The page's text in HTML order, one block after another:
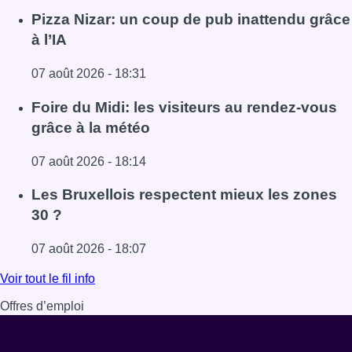
Pizza Nizar: un coup de pub inattendu grâce
à l’IA
07 août 2026 - 18:31
Lire l'article Pizza Nizar: un coup de pub inattendu grâce
Foire du Midi: les visiteurs au rendez-vous
grâce à la météo
07 août 2026 - 18:14
Lire l'article Foire du Midi: les visiteurs au rendez-vous
Les Bruxellois respectent mieux les zones
30 ?
07 août 2026 - 18:07
Lire l'article Les Bruxellois respectent mieux les zones 30
Voir tout le fil info
Offres d’emploi